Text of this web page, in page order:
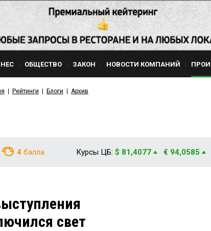
ОБЩЕСТВО ЗАКОН НОВОСТИ КОМПАНИЙ
Рейтинги Блоги Архив
4 балла Курсы ЦБ: $ 81,4077 € 94,0585
свет